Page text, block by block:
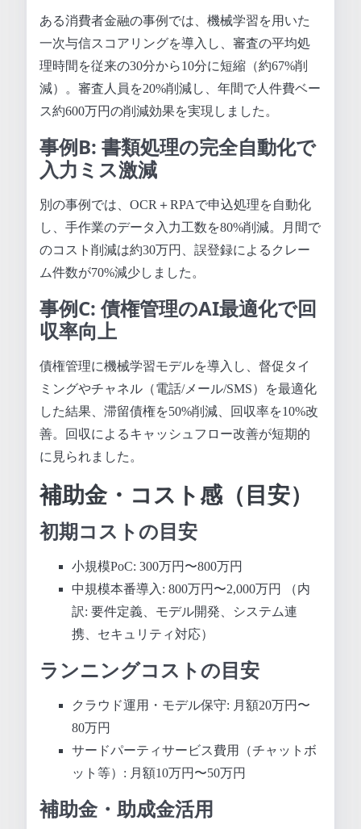
ある消費者金融の事例では、機械学習を用いた
一次与信スコアリングを導入し、審査の平均処
理時間を従来の30分から10分に短縮（約67%削
減）。審査人員を20%削減し、年間で人件費ベー
ス約600万円の削減効果を実現しました。
事例B: 書類処理の完全自動化で
入力ミス激減
別の事例では、OCR＋RPAで申込処理を自動化
し、手作業のデータ入力工数を80%削減。月間で
のコスト削減は約30万円、誤登録によるクレー
ム件数が70%減少しました。
事例C: 債権管理のAI最適化で回
収率向上
債権管理に機械学習モデルを導入し、督促タイ
ミングやチャネル（電話/メール/SMS）を最適化
した結果、滞留債権を50%削減、回収率を10%改
善。回収によるキャッシュフロー改善が短期的
に見られました。
補助金・コスト感（目安）
初期コストの目安
小規模PoC: 300万円〜800万円
中規模本番導入: 800万円〜2,000万円 （内
訳: 要件定義、モデル開発、システム連
携、セキュリティ対応）
ランニングコストの目安
クラウド運用・モデル保守: 月額20万円〜
80万円
サードパーティサービス費用（チャットボ
ット等）: 月額10万円〜50万円
補助金・助成金活用